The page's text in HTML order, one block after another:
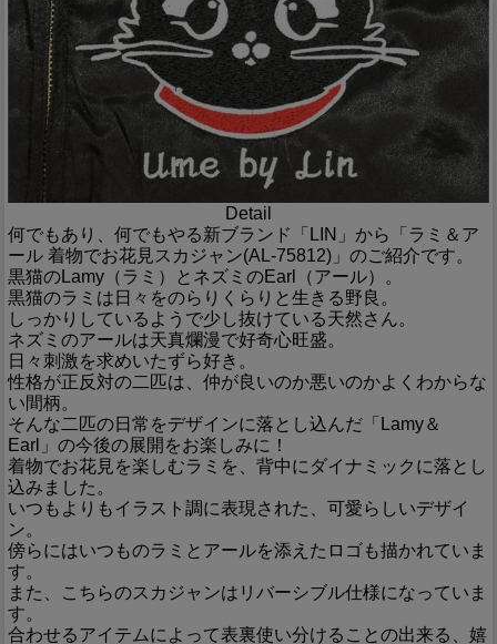
Detail
何でもあり、何でもやる新ブランド「LIN」から「ラミ＆ア
ール 着物でお花見スカジャン(AL-75812)」のご紹介です。
黒猫のLamy（ラミ）とネズミのEarl（アール）。
黒猫のラミは日々をのらりくらりと生きる野良。
しっかりしているようで少し抜けている天然さん。
ネズミのアールは天真爛漫で好奇心旺盛。
日々刺激を求めいたずら好き。
性格が正反対の二匹は、仲が良いのか悪いのかよくわからな
い間柄。
そんな二匹の日常をデザインに落とし込んだ「Lamy＆
Earl」の今後の展開をお楽しみに！
着物でお花見を楽しむラミを、背中にダイナミックに落とし
込みました。
いつもよりもイラスト調に表現された、可愛らしいデザイ
ン。
傍らにはいつものラミとアールを添えたロゴも描かれていま
す。
また、こちらのスカジャンはリバーシブル仕様になっていま
す。
合わせるアイテムによって表裏使い分けることの出来る、嬉